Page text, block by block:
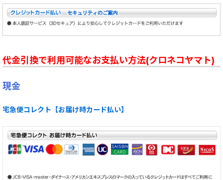
代金引換で利用可能なお支払い方法(クロネコヤマト)
現金
宅急便コレクト【お届け時カード払い】